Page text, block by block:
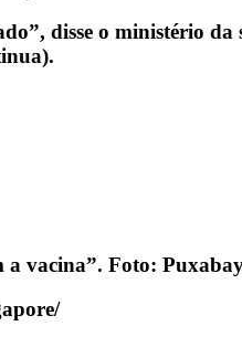
disse o ministério da
a vacina”. Foto: